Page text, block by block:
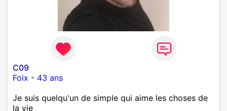
C09
Foix - 43 ans
Je suis quelqu'un de simple qui aime les choses de
la vie